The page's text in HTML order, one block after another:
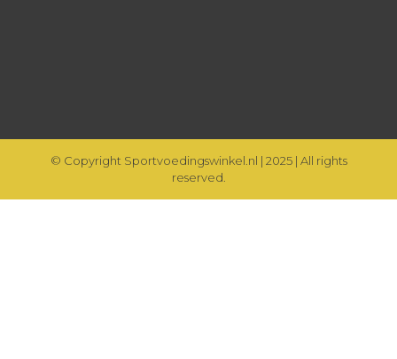
© Copyright Sportvoedingswinkel.nl | 2025 | All rights
reserved.